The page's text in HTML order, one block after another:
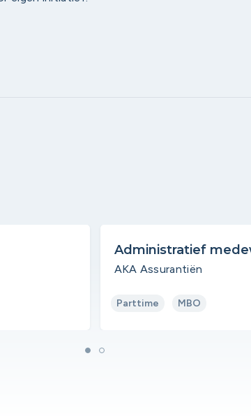
Administratief
AKA Assurantiën
Parttime MBO